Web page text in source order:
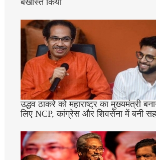
बर्खास्त किया
उद्धव ठाकरे को महाराष्ट्र का मुख्यमंत्री
लिए NCP, कांग्रेस और शिवसेना में बनी